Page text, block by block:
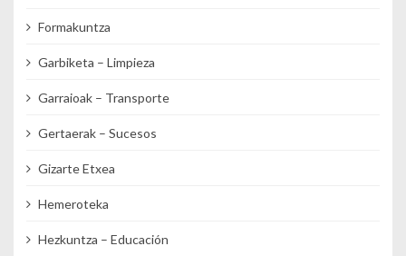
Formakuntza
Garbiketa – Limpieza
Garraioak – Transporte
Gertaerak – Sucesos
Gizarte Etxea
Hemeroteka
Hezkuntza – Educación